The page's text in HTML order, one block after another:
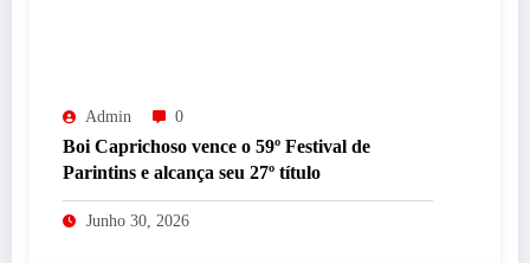
Admin 0
Boi Caprichoso vence o 59º Festival de
Parintins e alcança seu 27º título
Junho 30, 2026